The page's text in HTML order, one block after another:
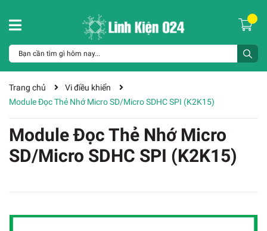
Trang chủ
Vi điều khiển
Module Đọc Thẻ Nhớ Micro SD/Micro SDHC SPI (K2K15)
Module Đọc Thẻ Nhớ Micro
SD/Micro SDHC SPI (K2K15)